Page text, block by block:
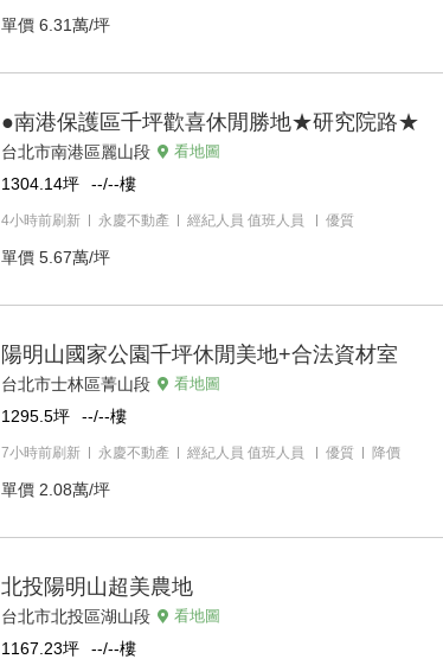
單價 6.31萬/坪
●南港保護區千坪歡喜休閒勝地★研究院路★
台北市南港區麗山段 看地圖
1304.14坪 --/--樓
4小時前刷新 永慶不動產 經紀人員 值班人員 優質
單價 5.67萬/坪
陽明山國家公園千坪休閒美地+合法資材室
台北市士林區菁山段 看地圖
1295.5坪 --/--樓
7小時前刷新 永慶不動產 經紀人員 值班人員 優質 降價
單價 2.08萬/坪
北投陽明山超美農地
台北市北投區湖山段 看地圖
1167.23坪 --/--樓